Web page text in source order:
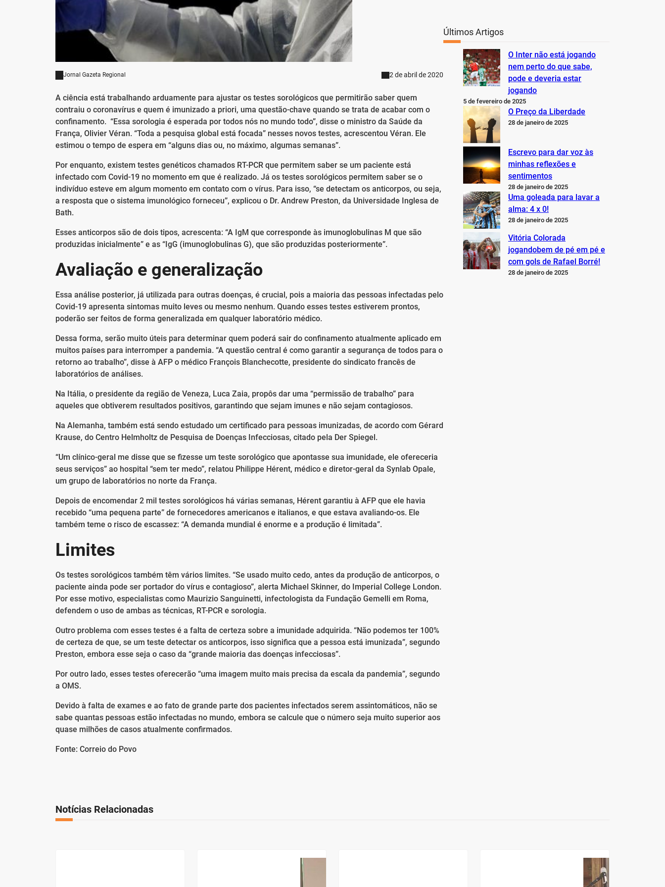
Jornal Gazeta Regional 2 de abril de 2020
A ciência está trabalhando arduamente para ajustar os testes sorológicos que permitirão saber quem
contraiu o coronavírus e quem é imunizado a priori, uma questão-chave quando se trata de acabar com o
confinamento. “Essa sorologia é esperada por todos nós no mundo todo”, disse o ministro da Saúde da
França, Olivier Véran. “Toda a pesquisa global está focada” nesses novos testes, acrescentou Véran. Ele
estimou o tempo de espera em “alguns dias ou, no máximo, algumas semanas”.
Por enquanto, existem testes genéticos chamados RT-PCR que permitem saber se um paciente está
infectado com Covid-19 no momento em que é realizado. Já os testes sorológicos permitem saber se o
indivíduo esteve em algum momento em contato com o vírus. Para isso, “se detectam os anticorpos, ou seja,
a resposta que o sistema imunológico forneceu”, explicou o Dr. Andrew Preston, da Universidade Inglesa de
Bath.
Esses anticorpos são de dois tipos, acrescenta: “A IgM que corresponde às imunoglobulinas M que são
produzidas inicialmente” e as “IgG (imunoglobulinas G), que são produzidas posteriormente”.
Avaliação e generalização
Essa análise posterior, já utilizada para outras doenças, é crucial, pois a maioria das pessoas infectadas pelo
Covid-19 apresenta sintomas muito leves ou mesmo nenhum. Quando esses testes estiverem prontos,
poderão ser feitos de forma generalizada em qualquer laboratório médico.
Dessa forma, serão muito úteis para determinar quem poderá sair do confinamento atualmente aplicado em
muitos países para interromper a pandemia. “A questão central é como garantir a segurança de todos para o
retorno ao trabalho”, disse à AFP o médico François Blanchecotte, presidente do sindicato francês de
laboratórios de análises.
Na Itália, o presidente da região de Veneza, Luca Zaia, propôs dar uma “permissão de trabalho” para
aqueles que obtiverem resultados positivos, garantindo que sejam imunes e não sejam contagiosos.
Na Alemanha, também está sendo estudado um certificado para pessoas imunizadas, de acordo com Gérard
Krause, do Centro Helmholtz de Pesquisa de Doenças Infecciosas, citado pela Der Spiegel.
“Um clínico-geral me disse que se fizesse um teste sorológico que apontasse sua imunidade, ele ofereceria
seus serviços” ao hospital “sem ter medo”, relatou Philippe Hérent, médico e diretor-geral da Synlab Opale,
um grupo de laboratórios no norte da França.
Depois de encomendar 2 mil testes sorológicos há várias semanas, Hérent garantiu à AFP que ele havia
recebido “uma pequena parte” de fornecedores americanos e italianos, e que estava avaliando-os. Ele
também teme o risco de escassez: “A demanda mundial é enorme e a produção é limitada”.
Limites
Os testes sorológicos também têm vários limites. “Se usado muito cedo, antes da produção de anticorpos, o
paciente ainda pode ser portador do vírus e contagioso”, alerta Michael Skinner, do Imperial College London.
Por esse motivo, especialistas como Maurizio Sanguinetti, infectologista da Fundação Gemelli em Roma,
defendem o uso de ambas as técnicas, RT-PCR e sorologia.
Outro problema com esses testes é a falta de certeza sobre a imunidade adquirida. “Não podemos ter 100%
de certeza de que, se um teste detectar os anticorpos, isso significa que a pessoa está imunizada”, segundo
Preston, embora esse seja o caso da “grande maioria das doenças infecciosas”.
Por outro lado, esses testes oferecerão “uma imagem muito mais precisa da escala da pandemia”, segundo
a OMS.
Devido à falta de exames e ao fato de grande parte dos pacientes infectados serem assintomáticos, não se
sabe quantas pessoas estão infectadas no mundo, embora se calcule que o número seja muito superior aos
quase milhões de casos atualmente confirmados.
Fonte: Correio do Povo
Últimos Artigos
O Inter não está jogando
nem perto do que sabe,
pode e deveria estar
jogando
5 de fevereiro de 2025
O Preço da Liberdade
28 de janeiro de 2025
Escrevo para dar voz às
minhas reflexões e
sentimentos
28 de janeiro de 2025
Uma goleada para lavar a
alma: 4 x 0!
28 de janeiro de 2025
Vitória Colorada
jogandobem de pé em pé e
com gols de Rafael Borré!
28 de janeiro de 2025
Notícias Relacionadas